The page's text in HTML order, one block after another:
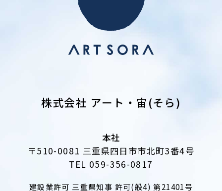
株式会社 アート・宙(そら)
本社
〒510-0081 三重県四日市市北町3番4号
TEL 059-356-0817
建設業許可 三重県知事 許可(般4) 第21401号